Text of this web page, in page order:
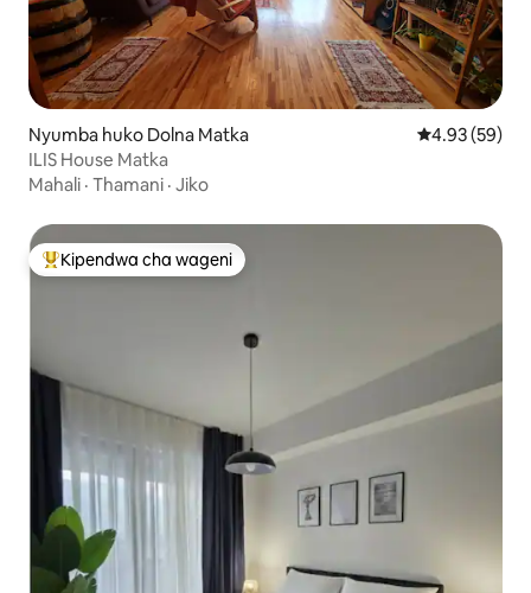
Nyumba huko Dolna Matka Ukadiriaji wa
4.93 (59)
ILIS House Matka
Mahali · Thamani · Jiko
Kipendwa maarufu cha wageni
Kipendwa cha wageni